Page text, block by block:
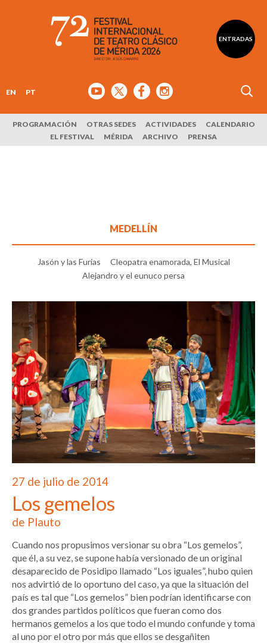
ENTRADAS
EN PT
PROGRAMACIÓN OTRAS SEDES ACTIVIDADES
CALENDARIO
EL FESTIVAL
MÉRIDA ARCHIVO PRENSA
MEDELLÍN
Jasón y las Furias
Cleopatra enamorada, El Musical
Alejandro y el eunuco persa
27 de julio de 2014
Los gemelos
de Plauto
Cuando nos propusimos versionar su obra “Los gemelos”,
que él, a su vez, se supone había versionado de un original
desaparecido de Posidipo llamado “Los iguales”, hubo quien
nos advirtió de lo oportuno del caso, ya que la situación del
país es tal que “Los gemelos” bien podrían identificarse con
dos grandes partidos políticos que fueran como dos
hermanos gemelos a los que todo el mundo confunde y toma
al uno por el otro por más que ellos se desgañiten